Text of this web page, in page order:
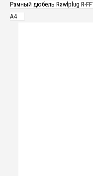
Рамный дюбель Rawlplug R-
A4